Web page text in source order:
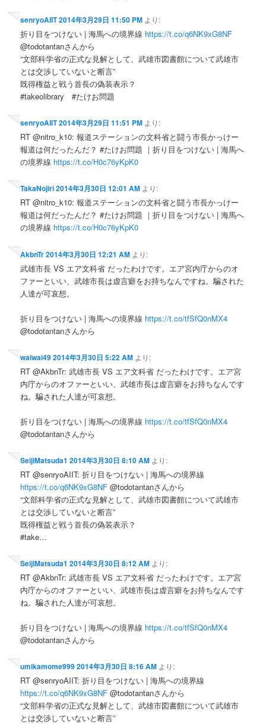
senryoAIIT2014年3月29日 11:50 PM より:
折り目をつけない | 海馬への境界線 https://t.co/q6NK9xG8NF
@todotantanさんから
“文部科学省の正式な見解として、武雄市図書館について武雄市
とは交渉していないと断言”
既得権益と戦う首長の偽装表示？
#takeolibrary #たけお問題
senryoAIIT2014年3月29日 11:51 PM より:
RT @nitro_k10: 報道ステーションの文科省と闘う市長かっけー
報道は何だったんだ？ #たけお問題 ｜折り目をつけない | 海馬へ
の境界線 https://t.co/H0c76yKpK0
TakaNojiri2014年3月30日 12:01 AM より:
RT @nitro_k10: 報道ステーションの文科省と闘う市長かっけー
報道は何だったんだ？ #たけお問題 ｜折り目をつけない | 海馬へ
の境界線 https://t.co/H0c76yKpK0
AkbnTr2014年3月30日 12:21 AM より:
武雄市長 VS エア文科省 だったわけです。エア宮内庁からのオ
ファーといい、武雄市長は虚言癖をお持ちなんですね。騙された
人達が可哀想。
折り目をつけない | 海馬への境界線 https://t.co/tfSfQ0nMX4
@todotantanさんから
waiwai492014年3月30日 5:22 AM より:
RT @AkbnTr: 武雄市長 VS エア文科省 だったわけです。エア宮
内庁からのオファーといい、武雄市長は虚言癖をお持ちなんです
ね。騙された人達が可哀想。
折り目をつけない | 海馬への境界線 https://t.co/tfSfQ0nMX4
@todotantanさんから
SeijiMatsuda1 2014年3月30日 8:10 AM より:
RT @senryoAIIT: 折り目をつけない | 海馬への境界線
https://t.co/q6NK9xG8NF @todotantanさんから
“文部科学省の正式な見解として、武雄市図書館について武雄市
とは交渉していないと断言”
既得権益と戦う首長の偽装表示？
#take…
SeijiMatsuda1 2014年3月30日 8:12 AM より:
RT @AkbnTr: 武雄市長 VS エア文科省 だったわけです。エア宮
内庁からのオファーといい、武雄市長は虚言癖をお持ちなんです
ね。騙された人達が可哀想。
折り目をつけない | 海馬への境界線 https://t.co/tfSfQ0nMX4
@todotantanさんから
umikamome9992014年3月30日 8:16 AM より:
RT @senryoAIIT: 折り目をつけない | 海馬への境界線
https://t.co/q6NK9xG8NF @todotantanさんから
“文部科学省の正式な見解として、武雄市図書館について武雄市
とは交渉していないと断言”